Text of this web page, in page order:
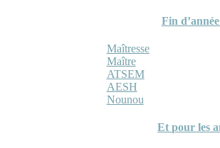
Fin
Maîtresse
Maître
ATSEM
AESH
Nounou
Et pour les